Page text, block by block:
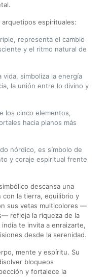
espirituales:
representa el cambio
y el ritmo natural de
vida, simboliza la energía
la unión entre lo divino y
los cinco elementos,
hacia planos más
nórdico, es símbolo de
y coraje espiritual frente
descansa una
con la tierra, equilibrio y
sus vetas multicolores —
refleja la riqueza de la
te invita a enraizarte,
desde la serenidad.
mente y espíritu. Su
bloqueos
y fortalece la